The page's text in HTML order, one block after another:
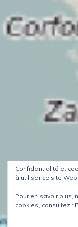
Confidentialité et
à utiliser ce site
Pour en savoir plus,
cookies, consultez :